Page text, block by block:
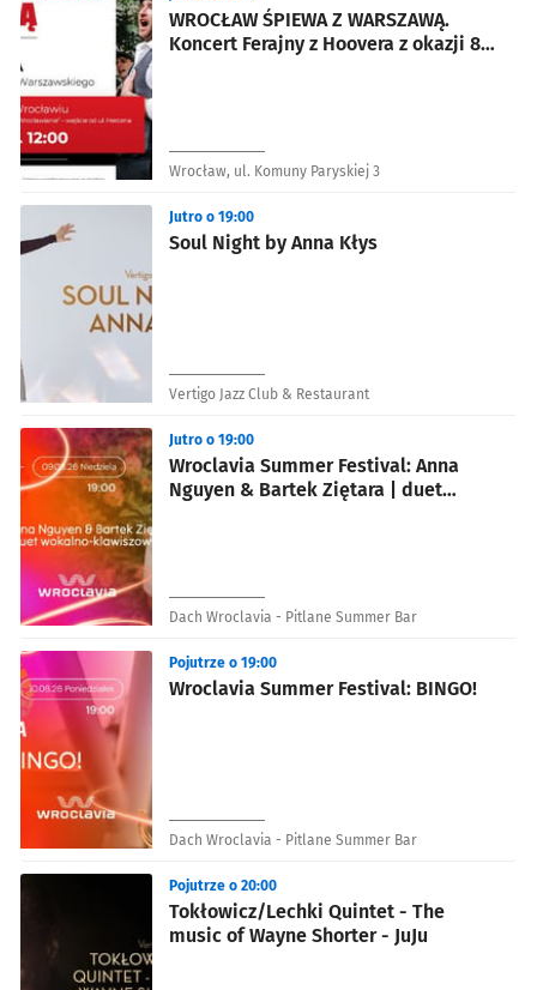
WROCŁAW ŚPIEWA Z WARSZAWĄ.
Koncert Ferajny z Hoovera z okazji 82.
Wrocław, ul. Komuny Paryskiej 3
Soul Night by Anna Kłys
Jutro o 19:00
Vertigo Jazz Club & Restaurant
Wroclavia Summer Festival: Anna
Nguyen & Bartek Ziętara | duet
Jutro o 19:00
Dach Wroclavia - Pitlane Summer Bar
Wroclavia Summer Festival: BINGO!
Pojutrze o 19:00
Dach Wroclavia - Pitlane Summer Bar
Tokłowicz/Lechki Quintet - The
music of Wayne Shorter - JuJu
Pojutrze o 20:00